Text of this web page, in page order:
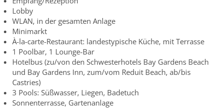
Lobby
WLAN, in der gesamten Anlage
Minimarkt
À-la-carte-Restaurant: landestypische Küche, mit Terrasse
1 Poolbar, 1 Lounge-Bar
Hotelbus (zu/von den Schwesterhotels Bay Gardens Beach
und Bay Gardens Inn, zum/vom Reduit Beach, ab/bis
Castries)
3 Pools: Süßwasser, Liegen, Badetuch
Sonnenterrasse, Gartenanlage